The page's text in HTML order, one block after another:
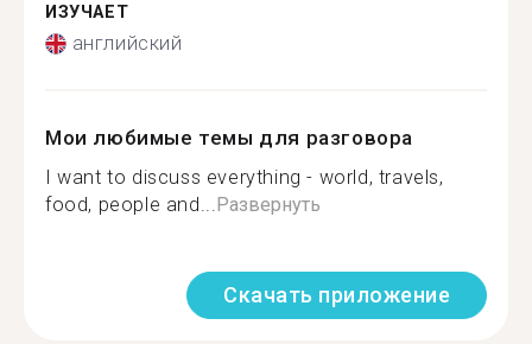
ИЗУЧАЕТ
английский
Мои любимые темы для разговора
I want to discuss everything - world, travels,
food, people and...Развернуть
Скачать приложение